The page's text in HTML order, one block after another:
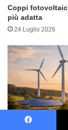
Coppi
più adatta
24 Luglio 2026